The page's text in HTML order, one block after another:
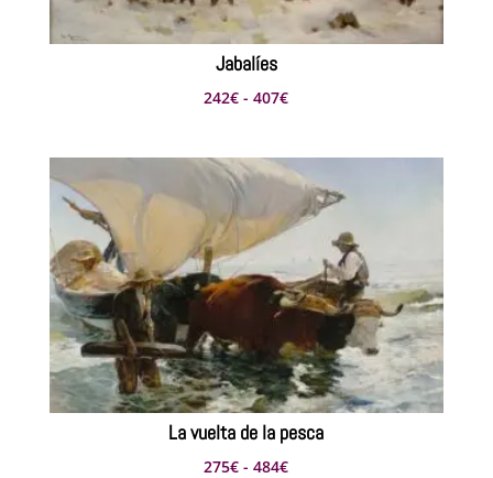
Jabalíes
242€ - 407€Rango
precios:
desde
242€
407€
La vuelta de la pesca
275€ - 484€Rango